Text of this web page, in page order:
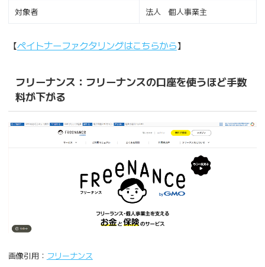
対象者 法人 個人事業主
【ペイトナーファクタリングはこちらから】
フリーナンス：フリーナンスの口座を使うほど手数
料が下がる
画像引用： フリーナンス